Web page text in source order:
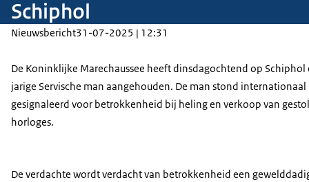
Schiphol
Nieuwsbericht31-07-2025 | 12:31
De Koninklijke Marechaussee heeft dinsdagochtend op Schiphol
jarige Servische man aangehouden. De man stond internationaal
gesignaleerd voor betrokkenheid bij heling en verkoop van
horloges.
De verdachte wordt verdacht van betrokkenheid een